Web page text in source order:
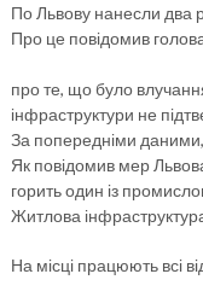
По Львову нанесли два
Про це повідомив
про те, що було
інфраструктури не
За попередніми
Як повідомив мер
горить один із
Житлова
На місці працюють всі